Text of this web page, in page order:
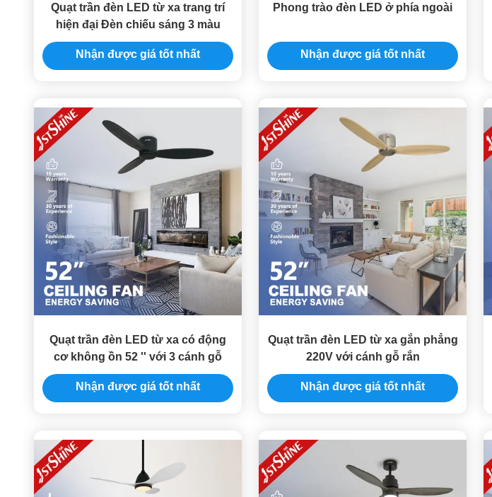
Quạt trần đèn LED từ xa trang trí
hiện đại Đèn chiếu sáng 3 màu
Nhận được giá tốt nhất
Phong trào đèn LED ở phía ngoài
Nhận được giá tốt nhất
Quạt trần đèn LED từ xa có động
cơ không ồn 52 '' với 3 cánh gỗ
Nhận được giá tốt nhất
Quạt trần đèn LED từ xa gắn phẳng
220V với cánh gỗ rắn
Nhận được giá tốt nhất